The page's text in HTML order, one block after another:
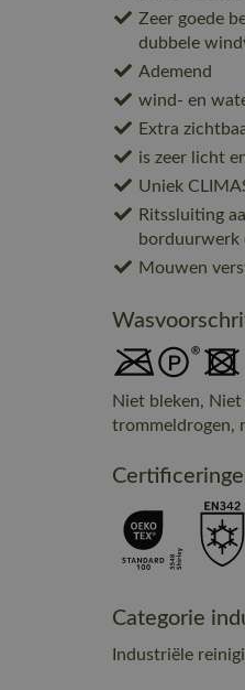
Zeer goede
dubbele
Ademend
wind- en
Extra
is zeer licht
Uniek
Ritssluiting
borduurwerk
Mouwen
Niet bleken,
trommeldrogen,
Categorie
Industriële